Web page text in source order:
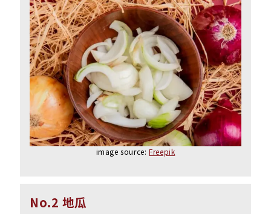
image source: Freepik
No.2 地瓜